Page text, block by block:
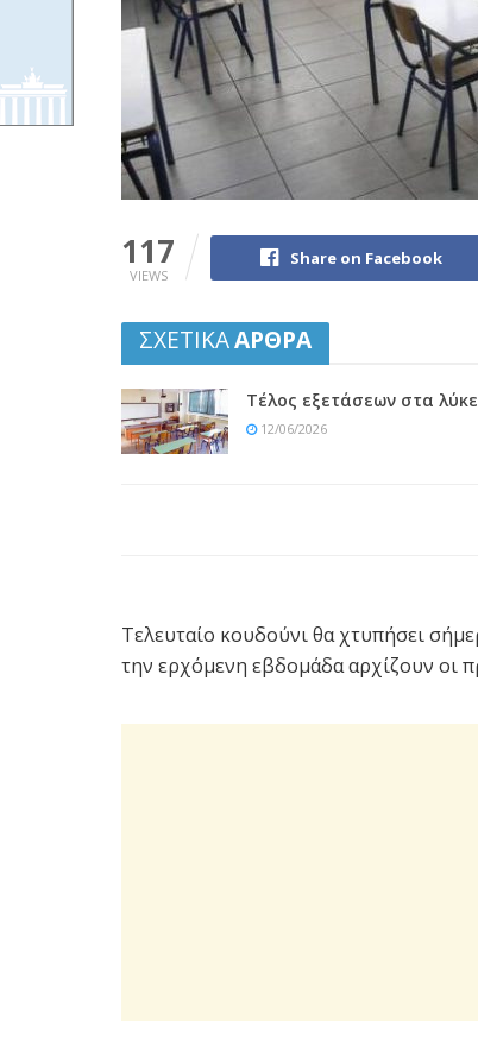
117
VIEWS
Share on Facebook
ΣΧΕΤΙΚΑΑΡΘΡΑ
Τέλος εξετάσεων στα
12/06/2026
Τελευταίο κουδούνι θα χτυπήσει
την ερχόμενη εβδομάδα αρχίζουν οι